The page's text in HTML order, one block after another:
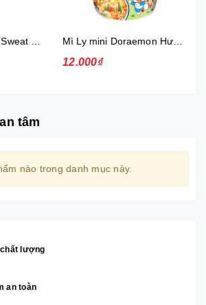
12.000₫
tâm
nào trong danh mục này.
lượng
an toàn